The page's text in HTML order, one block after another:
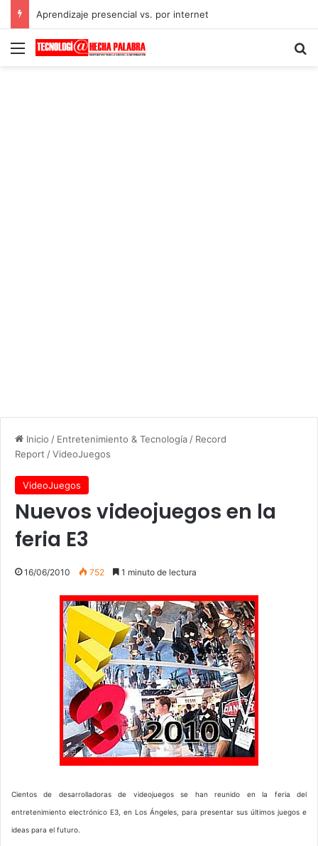
Aprendizaje presencial vs. por internet
Menú
Inicio / Entretenimiento & Tecnología / Record
Report /VideoJuegos
VideoJuegos
Nuevos videojuegos en la
feria E3
16/06/2010 752 1 minuto de lectura
Cientos de desarrolladoras de videojuegos se han reunido en la feria del
entretenimiento electrónico E3, en Los Ángeles, para presentar sus últimos juegos e
ideas para el futuro.